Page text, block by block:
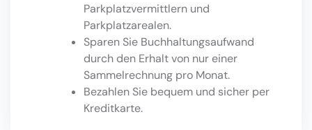
Parkplatzvermittlern und
Parkplatzarealen.
Sparen Sie Buchhaltungsaufwand
durch den Erhalt von nur einer
Sammelrechnung pro Monat.
Bezahlen Sie bequem und sicher per
Kreditkarte.